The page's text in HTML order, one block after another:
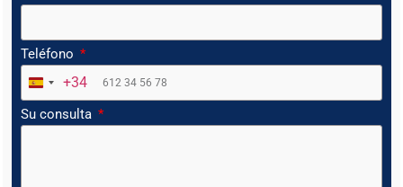
Teléfono
Spain +34
+34
Su consulta